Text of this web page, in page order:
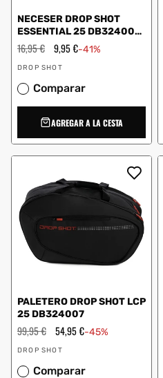
NECESER DROP SHOT
ESSENTIAL 25 DB324004
AZUL
Precio
habitual
16,95 € Precio
de
oferta
9,95 €-41%
Proveedor:
DROP SHOT
Comparar
AGREGAR A LA CESTA
PALETERO DROP SHOT LCP
25 DB324007
Precio
habitual
99,95 € Precio
oferta
54,95 €-45%
Proveedor:
DROP SHOT
Comparar